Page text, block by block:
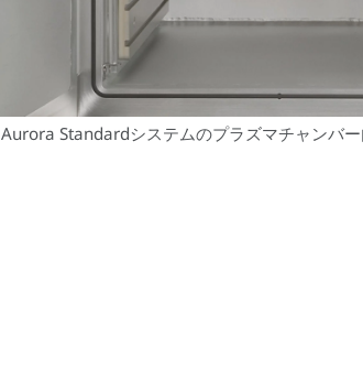
Aurora Standardシステムのプラズマチャンバ